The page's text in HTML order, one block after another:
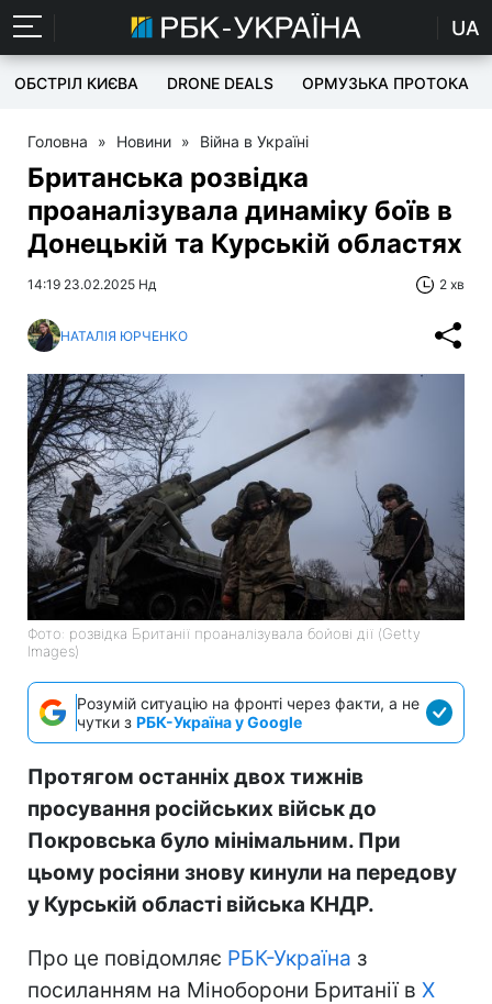
UA
ОБСТРІЛ КИЄВА DRONE DEALS ОРМУЗЬКА ПРОТОКА
Головна » Новини » Війна в Україні
Британська розвідка
проаналізувала динаміку боїв в
Донецькій та Курській областях
14:19 23.02.2025 Нд 2 хв
НАТАЛІЯ ЮРЧЕНКО
Фото: розвідка Британії проаналізувала бойові дії (Getty
Images)
Розумій ситуацію на фронті через факти, а не
чутки з РБК-Україна у Google
Протягом останніх двох тижнів
просування російських військ до
Покровська було мінімальним. При
цьому росіяни знову кинули на передову
у Курській області війська КНДР.
Про це повідомляє РБК-Україна з
посиланням на Міноборони Британії в X